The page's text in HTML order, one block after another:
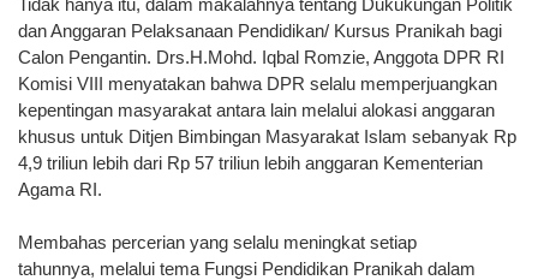
dan Anggaran Pelaksanaan Pendidikan/ Kursus Pranikah bagi
Calon Pengantin. Drs.H.Mohd. Iqbal Romzie, Anggota DPR RI
Komisi VIII menyatakan bahwa DPR selalu memperjuangkan
kepentingan masyarakat antara lain melalui alokasi anggaran
khusus untuk Ditjen Bimbingan Masyarakat Islam sebanyak Rp
4,9 triliun lebih dari Rp 57 triliun lebih anggaran Kementerian
Agama RI.
Membahas percerian yang selalu meningkat setiap
tahunnya, melalui tema Fungsi Pendidikan Pranikah dalam